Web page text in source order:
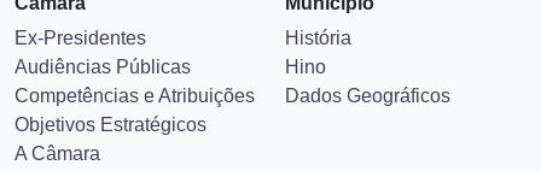
Ex-Presidentes
Audiências Públicas
Competências e Atribuições
Objetivos Estratégicos
A Câmara
História
Hino
Dados Geográficos